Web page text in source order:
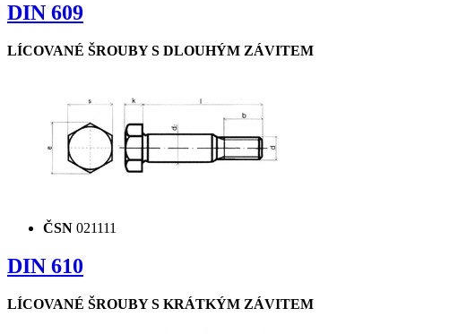
DIN 609
LÍCOVANÉ ŠROUBY S DLOUHÝM ZÁVITEM
ČSN 021111
DIN 610
LÍCOVANÉ ŠROUBY S KRÁTKÝM ZÁVITEM